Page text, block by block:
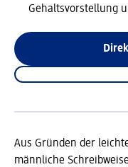
Gehaltsvorstellung
Aus Gründen der
männliche